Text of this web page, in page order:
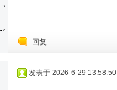
回复
发表于 2026-6-29 13:58:50